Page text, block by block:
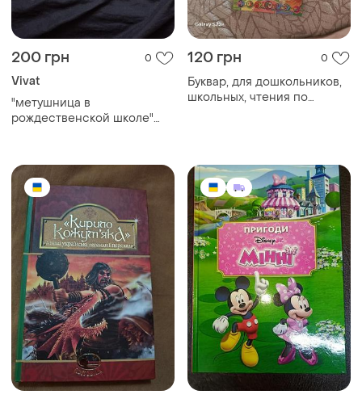
200 грн 0
Vivat
"метушница в
рождественской школе"
120 грн 0
Буквар, для дошкольников,
школьных, чтения по